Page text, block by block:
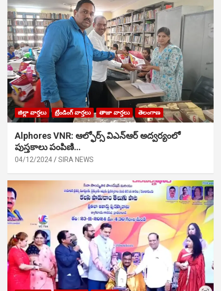
జిల్లా వార్తలు ట్రేండింగ్ వార్తలు తాజా వార్తలు తెలంగాణ
Alphores VNR: ఆల్ఫోర్స్ విఎన్ఆర్ అద్వర్యంలో
పుస్తకాలు పంపిణి…
04/12/2024 SIRA NEWS